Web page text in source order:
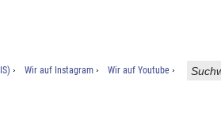
Wir auf Instagram Wir auf Youtube